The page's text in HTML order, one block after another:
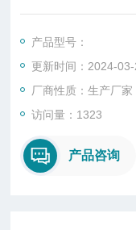
灯做投光灯使用的时
产品型号：
更新时间：2024-
厂商性质：生产厂家
访问量：1323
产品咨询